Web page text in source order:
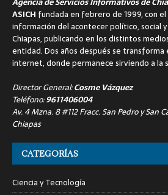
ASICH fundada en febrero de 1999, con
información del acontecer político, social
Chiapas, publicando en los distintos
entidad. Dos años después se
internet, donde permanece sirviendo a la
Director General:Cosme Vázquez
Teléfono:9611406004
Av. 4 Mzna. 8 #112 Fracc. San Pedro y San
Chiapas
CATEGORÍAS
Ciencia y Tecnología